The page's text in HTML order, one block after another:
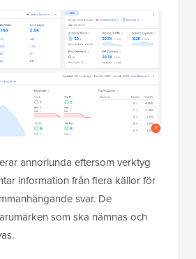
annorlunda eftersom verktyg
information från flera källor för
svar. De
som ska nämnas och